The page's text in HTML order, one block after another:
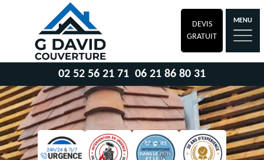
DEVIS
GRATUIT
MENU
02 52 56 21 71 06 21 86 80 31